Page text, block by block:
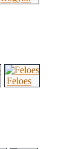
Feloes